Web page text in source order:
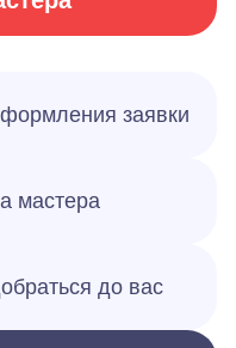
заявки
мастера
до вас